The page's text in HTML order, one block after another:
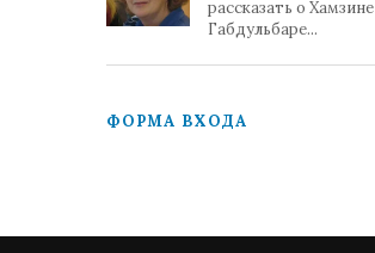
рассказать о Хамзине
Габдульбаре...
ФОРМА ВХОДА